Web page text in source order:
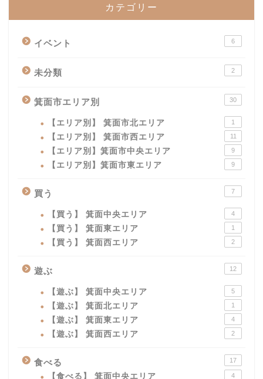
カテゴリー
イベント 6
未分類 2
箕面市エリア別 30
【エリア別】 箕面市北エリア 1
【エリア別】 箕面市西エリア 11
【エリア別】箕面市中央エリア 9
【エリア別】箕面市東エリア 9
買う 7
【買う】 箕面中央エリア 4
【買う】 箕面東エリア 1
【買う】 箕面西エリア 2
遊ぶ 12
【遊ぶ】 箕面中央エリア 5
【遊ぶ】 箕面北エリア 1
【遊ぶ】 箕面東エリア 4
【遊ぶ】 箕面西エリア 2
食べる 17
【食べる】 箕面中央エリア 4